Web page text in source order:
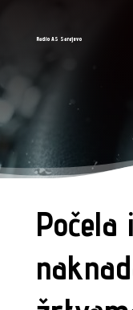
Radio AS Sarajevo
Počela